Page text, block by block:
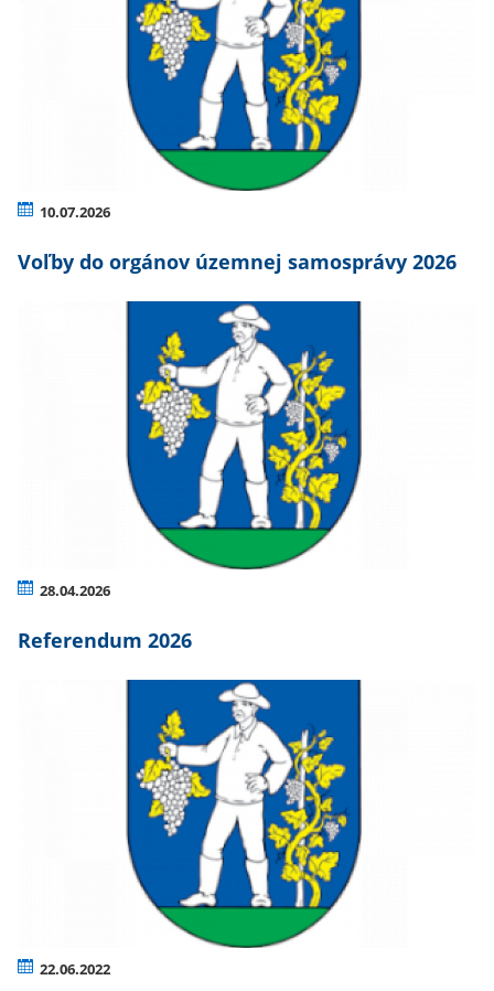
10.07.2026
Voľby do orgánov územnej samosprávy 2026
28.04.2026
Referendum 2026
22.06.2022